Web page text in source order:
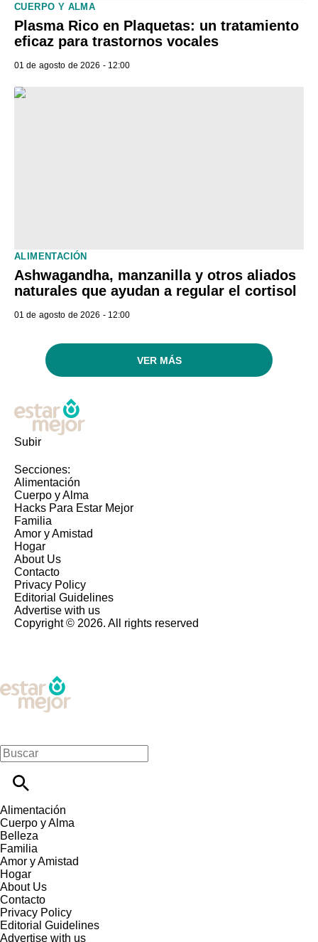
CUERPO Y ALMA
Plasma Rico en Plaquetas: un tratamiento
eficaz para trastornos vocales
01 de agosto de 2026 - 12:00
ALIMENTACIÓN
Ashwagandha, manzanilla y otros aliados
naturales que ayudan a regular el cortisol
01 de agosto de 2026 - 12:00
VER MÁS
Subir
Secciones:
Alimentación
Cuerpo y Alma
Hacks Para Estar Mejor
Familia
Amor y Amistad
Hogar
About Us
Contacto
Privacy Policy
Editorial Guidelines
Advertise with us
Copyright © 2026. All rights reserved
Alimentación
Cuerpo y Alma
Belleza
Familia
Amor y Amistad
Hogar
About Us
Contacto
Privacy Policy
Editorial Guidelines
Advertise with us